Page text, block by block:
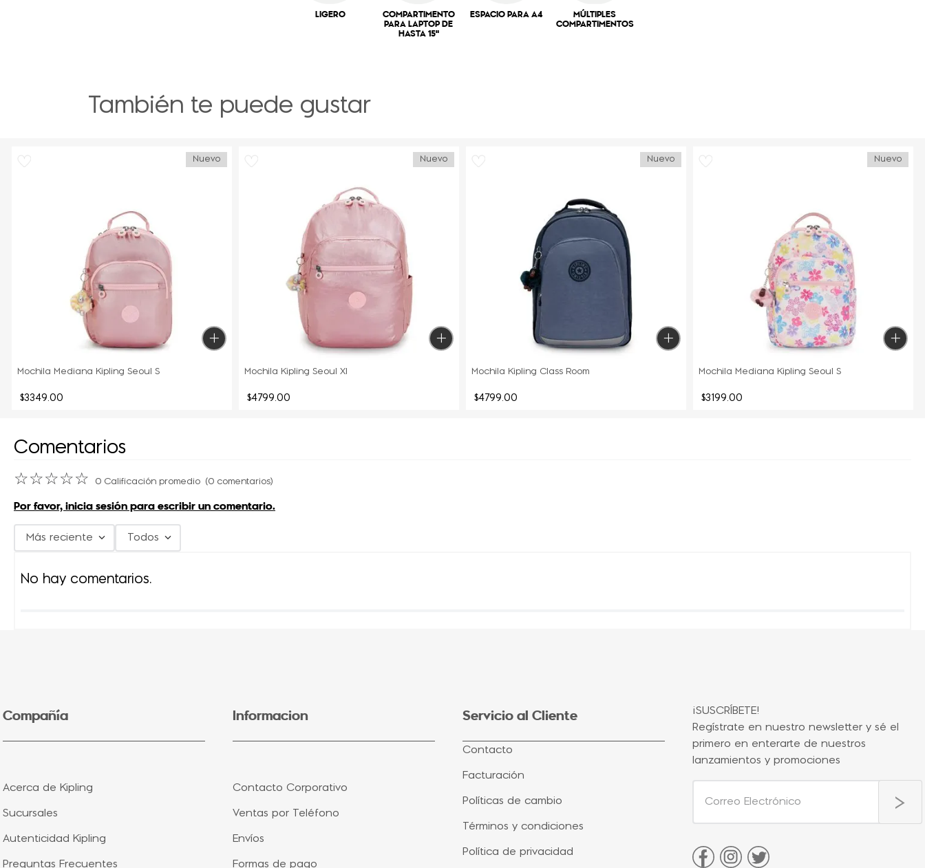
LIGERO
COMPARTIMENTO
PARA LAPTOP DE
HASTA 15"
ESPACIO PARA A4
MÚLTIPLES
COMPARTIMENTOS
También te puede gustar
Nuevo
Mochila Mediana Kipling Seoul S
$3349.00
Nuevo
Mochila Kipling Seoul Xl
$4799.00
Nuevo
Mochila Kipling Class Room
$4799.00
Nuevo
Mochila Mediana Kipling Seoul S
$3199.00
Comentarios
☆☆☆☆☆ 0 Calificación promedio (0 comentarios)
Por favor, inicia sesión para escribir un comentario.
Más reciente Todos
No hay comentarios.
Compañía
Acerca de Kipling
Sucursales
Autenticidad Kipling
Preguntas Frecuentes
Informacion
Contacto Corporativo
Ventas por Teléfono
Envíos
Formas de pago
Servicio al Cliente
Contacto
Facturación
Políticas de cambio
Términos y condiciones
Política de privacidad
¡SUSCRÍBETE!
Regístrate en nuestro newsletter y sé el
primero en enterarte de nuestros
lanzamientos y promociones